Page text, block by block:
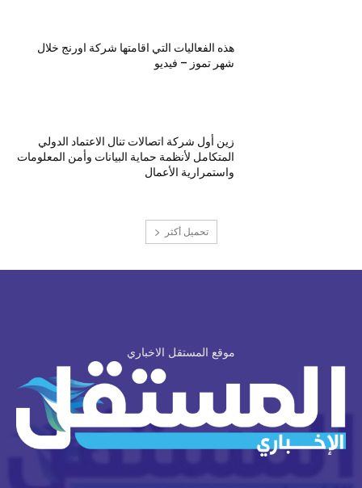
هذه الفعاليات التي اقامتها شركة اورنج خلال
شهر تموز – فيديو
زين أول شركة اتصالات تنال الاعتماد الدولي
المتكامل لأنظمة حماية البيانات وأمن المعلومات
واستمرارية الأعمال
تحميل أكثر
موقع المستقل الاخباري